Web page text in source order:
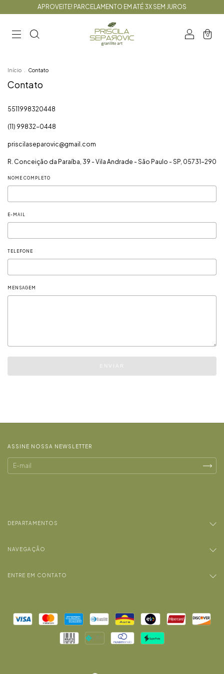
APROVEITE! PARCELAMENTO EM ATÉ 3X SEM JUROS
0
Início Contato
Contato
5511998320448
(11) 99832-0448
priscilaseparovic@gmail.com
R. Conceição da Paraíba, 39 - Vila Andrade - São Paulo - SP, 05731-290
NOME COMPLETO
E-MAIL
TELEFONE
MENSAGEM
ENVIAR
ASSINE NOSSA NEWSLETTER
DEPARTAMENTOS
NAVEGAÇÃO
ENTRE EM CONTATO